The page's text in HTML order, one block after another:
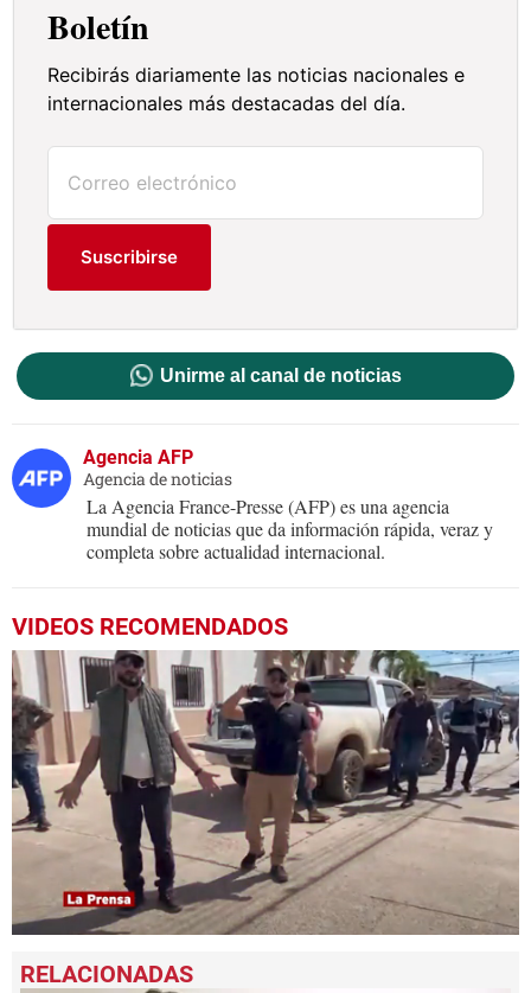
Boletín
Recibirás diariamente las noticias nacionales e
internacionales más destacadas del día.
Suscribirse
Unirme al canal de noticias
Agencia AFP
Agencia de noticias
La Agencia France-Presse (AFP) es una agencia
mundial de noticias que da información rápida, veraz y
completa sobre actualidad internacional.
VIDEOS RECOMENDADOS
seconds
of